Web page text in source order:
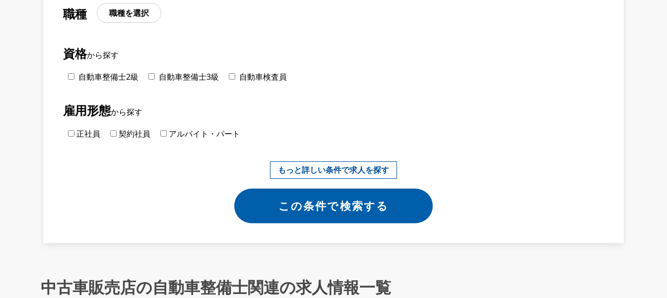
職種 職種を選択
資格から探す
自動車整備士2級
自動車整備士3級 自動車検査員
雇用形態から探す
正社員
契約社員 アルバイト・パート
中古車販売店の自動車整備士関連の求人情報一覧